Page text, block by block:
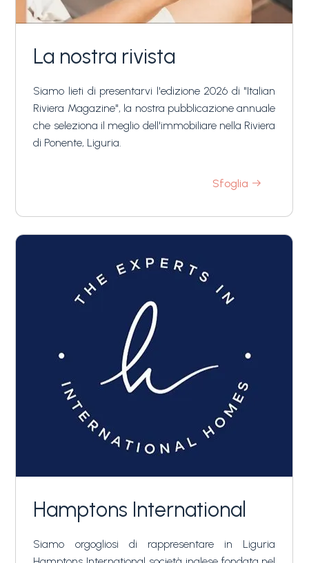
La nostra rivista
Siamo lieti di presentarvi l'edizione 2026 di "Italian
Riviera Magazine", la nostra pubblicazione annuale
che seleziona il meglio dell'immobiliare nella Riviera
di Ponente, Liguria.
Sfoglia
Hamptons International
Siamo orgogliosi di rappresentare in Liguria